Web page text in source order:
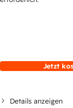
Jetzt
Details anzeigen